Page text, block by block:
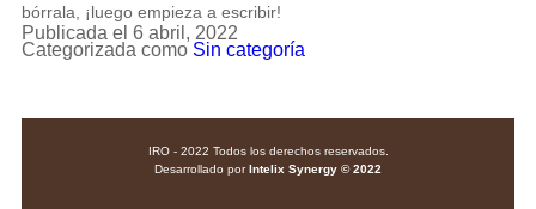
bórrala, ¡luego empieza a escribir!
Publicada el 6 abril, 2022
Categorizada como Sin categoría
IRO - 2022 Todos los derechos reservados.
Desarrollado porIntelix Synergy © 2022